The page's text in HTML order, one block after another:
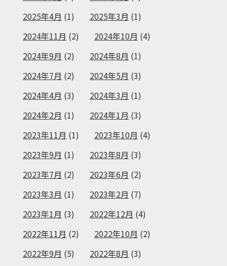
2025年4月 (1) 2025年3月 (1)
2024年11月 (2) 2024年10月 (4)
2024年9月 (2) 2024年8月 (1)
2024年7月 (2) 2024年5月 (3)
2024年4月 (3) 2024年3月 (1)
2024年2月 (1) 2024年1月 (3)
2023年11月 (1) 2023年10月 (4)
2023年9月 (1) 2023年8月 (3)
2023年7月 (2) 2023年6月 (2)
2023年3月 (1) 2023年2月 (7)
2023年1月 (3) 2022年12月 (4)
2022年11月 (2) 2022年10月 (2)
2022年9月 (5) 2022年8月 (3)